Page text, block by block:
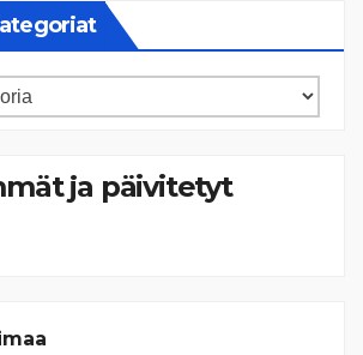
ja päivitetyt